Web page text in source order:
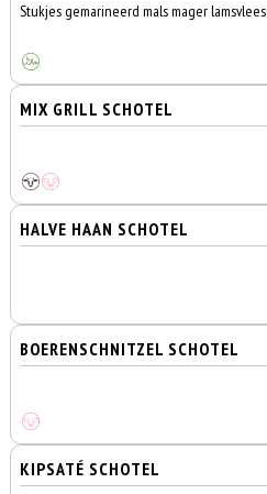
Stukjes gemarineerd mals mager lamsvlees
MIX GRILL SCHOTEL
HALVE HAAN SCHOTEL
BOERENSCHNITZEL SCHOTEL
KIPSATÉ SCHOTEL